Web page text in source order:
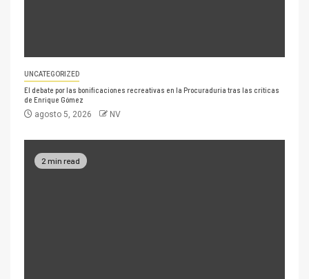
UNCATEGORIZED
El debate por las bonificaciones recreativas en la Procuraduría tras las críticas
de Enrique Gómez
agosto 5, 2026 NV
2 min read